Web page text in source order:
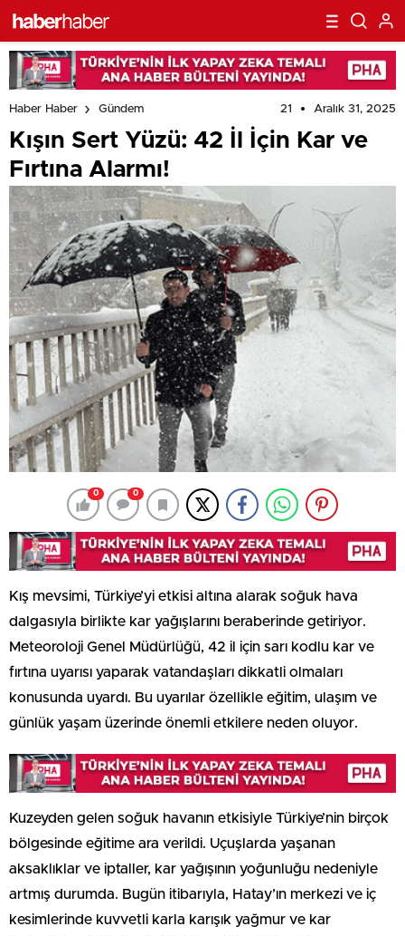
Haber Haber Gündem 21 Aralık 31, 2025
Kışın Sert Yüzü: 42 İl İçin Kar ve
Fırtına Alarmı!
0 0
Kış mevsimi, Türkiye’yi etkisi altına alarak soğuk hava
dalgasıyla birlikte kar yağışlarını beraberinde getiriyor.
Meteoroloji Genel Müdürlüğü, 42 il için sarı kodlu kar ve
fırtına uyarısı yaparak vatandaşları dikkatli olmaları
konusunda uyardı. Bu uyarılar özellikle eğitim, ulaşım ve
günlük yaşam üzerinde önemli etkilere neden oluyor.
Kuzeyden gelen soğuk havanın etkisiyle Türkiye’nin birçok
bölgesinde eğitime ara verildi. Uçuşlarda yaşanan
aksaklıklar ve iptaller, kar yağışının yoğunluğu nedeniyle
artmış durumda. Bugün itibarıyla, Hatay’ın merkezi ve iç
kesimlerinde kuvvetli karla karışık yağmur ve kar